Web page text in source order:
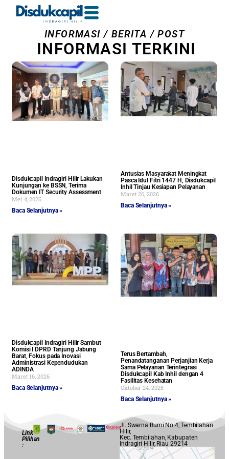
INFORMASI / BERITA / POST
INFORMASI TERKINI
Disdukcapil Indragiri Hilir Lakukan
Kunjungan ke BSSN, Terima
Dokumen IT Security Assessment
Mei 4, 2026
Baca Selanjutnya »
Antusias Masyarakat Meningkat
Pasca Idul Fitri 1447 H, Disdukcapil
Inhil Tinjau Kesiapan Pelayanan
Maret 26, 2026
Baca Selanjutnya »
Disdukcapil Indragiri Hilir Sambut
Komisi I DPRD Tanjung Jabung
Barat, Fokus pada Inovasi
Administrasi Kependudukan
ADINDA
Maret 16, 2026
Baca Selanjutnya »
Terus Bertambah,
Penandatanganan Perjanjian Kerja
Sama Pelayanan Terintegrasi
Disdukcapil Kab Inhil dengan 4
Fasilitas Kesehatan
Oktober 24, 2025
Baca Selanjutnya »
Link
Pilihan
:
Jl. Swarna Bumi No.4, Tembilahan
Hilir,
Kec. Tembilahan, Kabupaten
Indragiri Hilir, Riau 29214